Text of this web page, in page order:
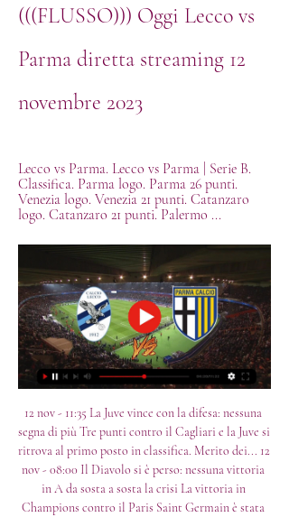
(((FLUSSO))) Oggi Lecco vs
Parma diretta streaming 12
novembre 2023
Lecco vs Parma. Lecco vs Parma | Serie B.
Classifica. Parma logo. Parma 26 punti.
Venezia logo. Venezia 21 punti. Catanzaro
logo. Catanzaro 21 punti. Palermo ...
12 nov - 11:35 La Juve vince con la difesa: nessuna
segna di più Tre punti contro il Cagliari e la Juve si
ritrova al primo posto in classifica. Merito dei... 12
nov - 08:00 Il Diavolo si è perso: nessuna vittoria
in A da sosta a sosta la crisi La vittoria in
Champions contro il Paris Saint Germain è stata